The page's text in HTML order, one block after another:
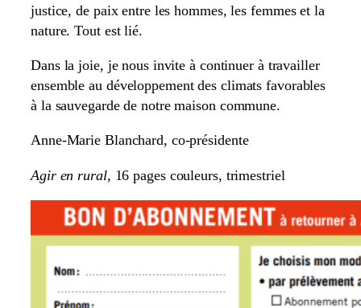
justice, de paix entre les hommes, les femmes et la
nature. Tout est lié.
Dans la joie, je nous invite à continuer à travailler
ensemble au développement des climats favorables
à la sauvegarde de notre maison commune.
Anne-Marie Blanchard, co-présidente
Agir en rural, 16 pages couleurs, trimestriel